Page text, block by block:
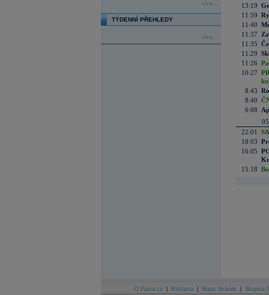
více...
TÝDENNÍ PŘEHLEDY
více...
13:19
11:59
11:40
11:37
11:35
11:29
11:26
10:27
8:43
8:40
6:08
22:01
18:03
16:05
15:18
O Patria.cz Reklama Mapa Stránek Skupina